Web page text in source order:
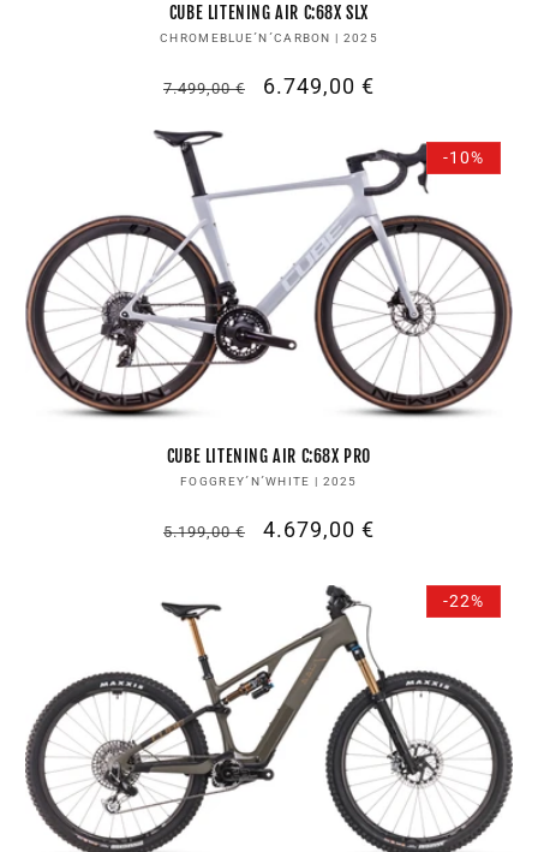
CUBE LITENING AIR C:68X SLX
Anbieter:
CHROMEBLUE´N´CARBON | 2025
Normaler
7.499,00 € Verkaufspreis
6.749,00 €
-10%
CUBE LITENING AIR C:68X PRO
Anbieter:
FOGGREY´N´WHITE | 2025
Normaler
5.199,00 € Verkaufspreis
4.679,00 €
-22%